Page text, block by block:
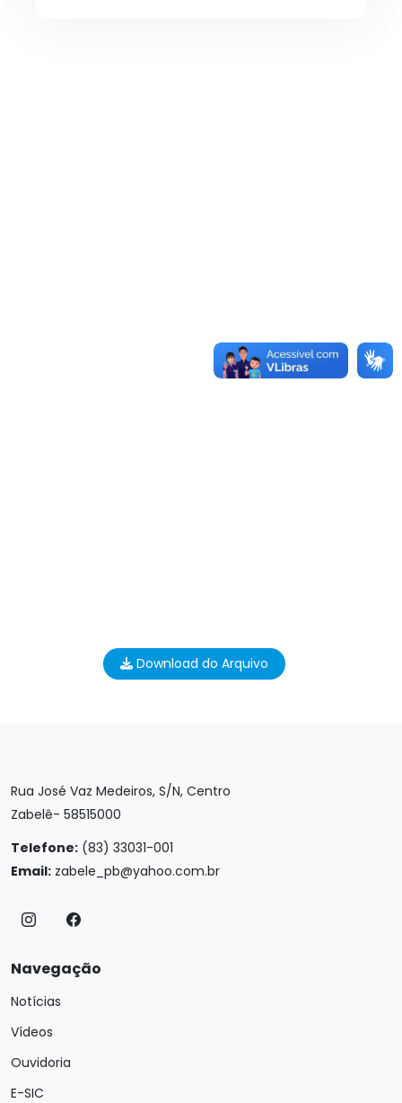
Download do Arquivo
Rua José Vaz Medeiros, S/N, Centro
Zabelê- 58515000
Telefone: (83) 33031-001
Email: zabele_pb@yahoo.com.br
Navegação
Notícias
Vídeos
Ouvidoria
E-SIC